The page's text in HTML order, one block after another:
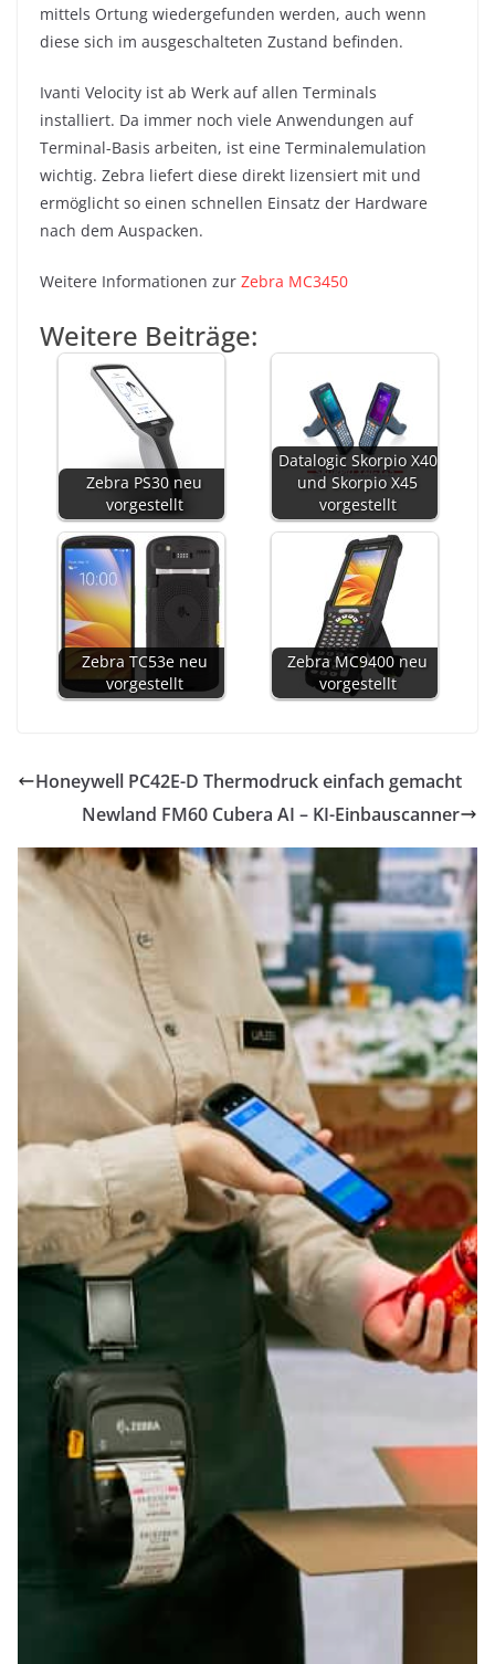
mittels Ortung wiedergefunden werden, auch wenn
diese sich im ausgeschalteten Zustand befinden.
Ivanti Velocity ist ab Werk auf allen Terminals
installiert. Da immer noch viele Anwendungen auf
Terminal-Basis arbeiten, ist eine Terminalemulation
wichtig. Zebra liefert diese direkt lizensiert mit und
ermöglicht so einen schnellen Einsatz der Hardware
nach dem Auspacken.
Weitere Informationen zur Zebra MC3450
Weitere Beiträge:
Zebra PS30 neu
vorgestellt
Datalogic Skorpio X40
und Skorpio X45
vorgestellt
Zebra TC53e neu
vorgestellt
Zebra MC9400 neu
vorgestellt
Honeywell PC42E-D Thermodruck einfach gemacht
Newland FM60 Cubera AI – KI-Einbauscanner